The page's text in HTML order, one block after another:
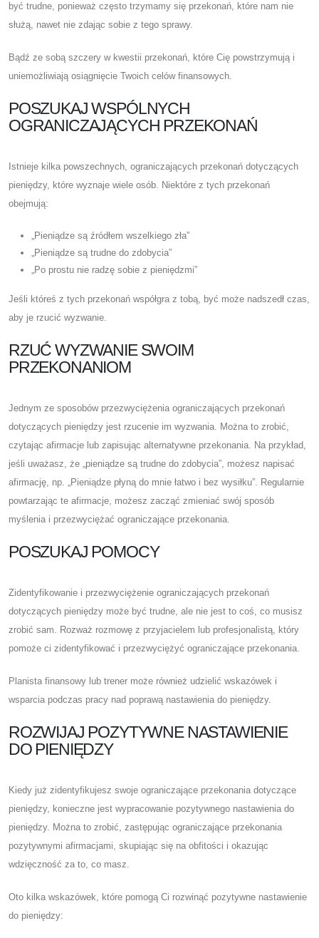
być trudne, ponieważ często trzymamy się przekonań, które nam nie
służą, nawet nie zdając sobie z tego sprawy.
Bądź ze sobą szczery w kwestii przekonań, które Cię powstrzymują i
uniemożliwiają osiągnięcie Twoich celów finansowych.
POSZUKAJ WSPÓLNYCH
OGRANICZAJĄCYCH PRZEKONAŃ
Istnieje kilka powszechnych, ograniczających przekonań dotyczących
pieniędzy, które wyznaje wiele osób. Niektóre z tych przekonań
obejmują:
„Pieniądze są źródłem wszelkiego zła”
„Pieniądze są trudne do zdobycia”
„Po prostu nie radzę sobie z pieniędzmi”
Jeśli któreś z tych przekonań współgra z tobą, być może nadszedł czas,
aby je rzucić wyzwanie.
RZUĆ WYZWANIE SWOIM
PRZEKONANIOM
Jednym ze sposobów przezwyciężenia ograniczających przekonań
dotyczących pieniędzy jest rzucenie im wyzwania. Można to zrobić,
czytając afirmacje lub zapisując alternatywne przekonania. Na przykład,
jeśli uważasz, że „pieniądze są trudne do zdobycia”, możesz napisać
afirmację, np. „Pieniądze płyną do mnie łatwo i bez wysiłku”. Regularnie
powtarzając te afirmacje, możesz zacząć zmieniać swój sposób
myślenia i przezwyciężać ograniczające przekonania.
POSZUKAJ POMOCY
Zidentyfikowanie i przezwyciężenie ograniczających przekonań
dotyczących pieniędzy może być trudne, ale nie jest to coś, co musisz
zrobić sam. Rozważ rozmowę z przyjacielem lub profesjonalistą, który
pomoże ci zidentyfikować i przezwyciężyć ograniczające przekonania.
Planista finansowy lub trener może również udzielić wskazówek i
wsparcia podczas pracy nad poprawą nastawienia do pieniędzy.
ROZWIJAJ POZYTYWNE NASTAWIENIE
DO PIENIĘDZY
Kiedy już zidentyfikujesz swoje ograniczające przekonania dotyczące
pieniędzy, konieczne jest wypracowanie pozytywnego nastawienia do
pieniędzy. Można to zrobić, zastępując ograniczające przekonania
pozytywnymi afirmacjami, skupiając się na obfitości i okazując
wdzięczność za to, co masz.
Oto kilka wskazówek, które pomogą Ci rozwinąć pozytywne nastawienie
do pieniędzy: